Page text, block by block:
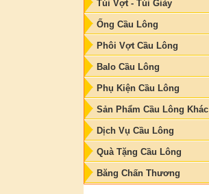
Túi Vợt - Túi Giày
Ống Cầu Lông
Phôi Vợt Cầu Lông
Balo Cầu Lông
Phụ Kiện Cầu Lông
Sản Phẩm Cầu Lông Khác
Dịch Vụ Cầu Lông
Quà Tặng Cầu Lông
Băng Chấn Thương